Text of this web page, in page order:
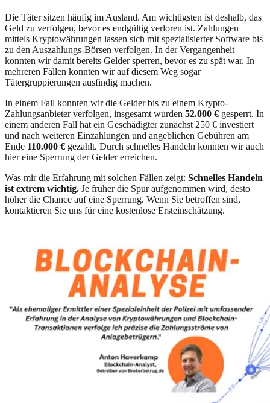
Die Täter sitzen häufig im Ausland. Am wichtigsten ist deshalb, das
Geld zu verfolgen, bevor es endgültig verloren ist. Zahlungen
mittels Kryptowährungen lassen sich mit spezialisierter Software bis
zu den Auszahlungs-Börsen verfolgen. In der Vergangenheit
konnten wir damit bereits Gelder sperren, bevor es zu spät war. In
mehreren Fällen konnten wir auf diesem Weg sogar
Tätergruppierungen ausfindig machen.
In einem Fall konnten wir die Gelder bis zu einem Krypto-
Zahlungsanbieter verfolgen, insgesamt wurden 52.000 € gesperrt. In
einem anderen Fall hat ein Geschädigter zunächst 250 € investiert
und nach weiteren Einzahlungen und angeblichen Gebühren am
Ende 110.000 € gezahlt. Durch schnelles Handeln konnten wir auch
hier eine Sperrung der Gelder erreichen.
Was mir die Erfahrung mit solchen Fällen zeigt: Schnelles Handeln
ist extrem wichtig. Je früher die Spur aufgenommen wird, desto
höher die Chance auf eine Sperrung. Wenn Sie betroffen sind,
kontaktieren Sie uns für eine kostenlose Ersteinschätzung.